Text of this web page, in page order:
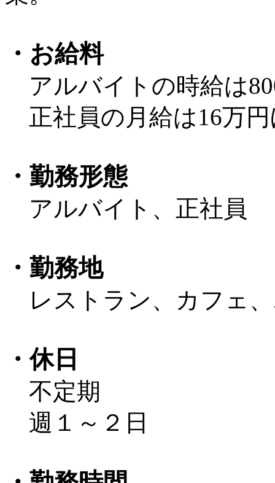
・お給料
アルバイトの時給は
正社員の月給は16万
・勤務形態
アルバイト、正社員
・勤務地
レストラン、カフェ
・休日
不定期
週１～２日